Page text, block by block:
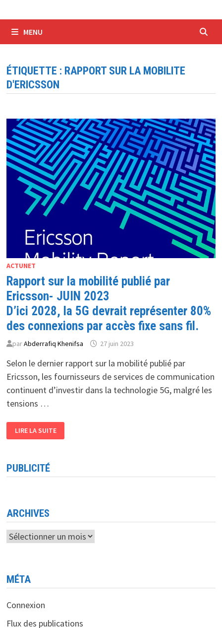
MENU
ÉTIQUETTE : RAPPORT SUR LA MOBILITE
D'ERICSSON
ACTUNET
Rapport sur la mobilité publié par
Ericsson- JUIN 2023
D’ici 2028, la 5G devrait représenter 80%
des connexions par accès fixe sans fil.
parAbderrafiq Khenifsa 27 juin 2023
Selon le dernier rapport sur la mobilité publié par
Ericsson, les fournisseurs de services de communication
continuent d’investir dans la technologie 5G, malgré les
tensions …
SUR
LA
ERICSSON-
JUIN
5G
DEVRAIT
REPRÉSENTER
80%
DES
CONNEXIONS
SANS
FIL.
LIRE LA SUITE
PUBLICITÉ
ARCHIVES
Archives
MÉTA
Connexion
Flux des publications